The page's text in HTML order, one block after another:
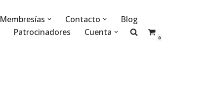
Membresías Contacto
Blog
Patrocinadores Cuenta
0